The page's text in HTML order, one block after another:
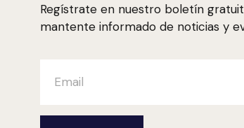
Regístrate en nuestro boletín
mantente informado de noticias y